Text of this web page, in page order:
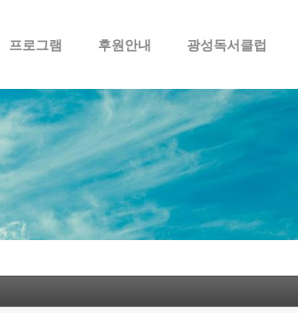
프로그램 후원안내 광성독서클럽